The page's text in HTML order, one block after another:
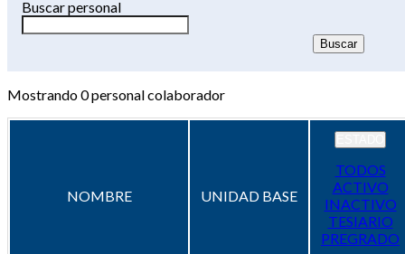
Buscar personal
Mostrando0personal colaborador
NOMBRE UNIDAD BASE
TODOS
ACTIVO
INACTIVO
TESIARIO
PREGRADO